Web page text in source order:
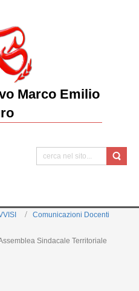
Marco Emilio
Comunicazioni Docenti
Sindacale Territoriale